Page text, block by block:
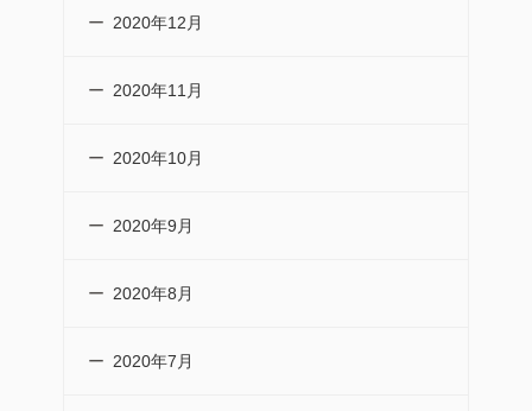
2020年12月
2020年11月
2020年10月
2020年9月
2020年8月
2020年7月